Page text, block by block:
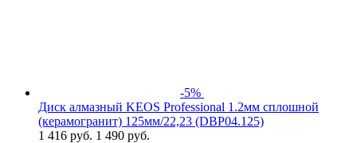
-5%
Диск алмазный KEOS Professional 1.2мм сплошной
(керамогранит) 125мм/22,23 (DBP04.125)
1 416 руб. 1 490 руб.